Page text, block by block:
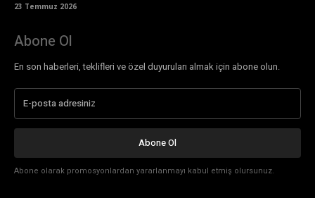
23 Temmuz 2026
Abone Ol
En son haberleri, teklifleri ve özel duyuruları almak için abone olun.
Abone Ol
Abone olarak promosyonlardan yararlanmayı kabul etmiş olursunuz.